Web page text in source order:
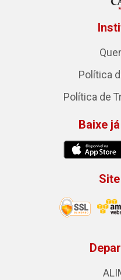
Política
Política de
Baixe